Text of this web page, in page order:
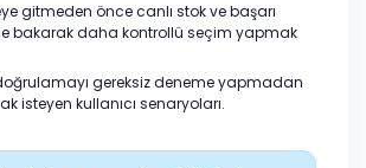
gitmeden önce canlı stok ve başarı
bakarak daha kontrollü seçim yapmak
gereksiz deneme yapmadan
isteyen kullanıcı senaryoları.